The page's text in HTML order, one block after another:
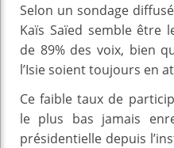
Selon un sondage
Kaïs Saïed semble être
de 89% des voix, bien
l’Isie soient toujours en
Ce faible taux de
le plus bas jamais
présidentielle depuis